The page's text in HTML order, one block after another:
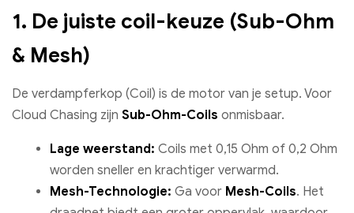
1. De juiste coil-keuze (Sub-Ohm
& Mesh)
De verdampferkop (Coil) is de motor van je setup. Voor
Cloud Chasing zijn Sub-Ohm-Coils onmisbaar.
Lage weerstand: Coils met 0,15 Ohm of 0,2 Ohm
worden sneller en krachtiger verwarmd.
Mesh-Technologie: Ga voor Mesh-Coils. Het